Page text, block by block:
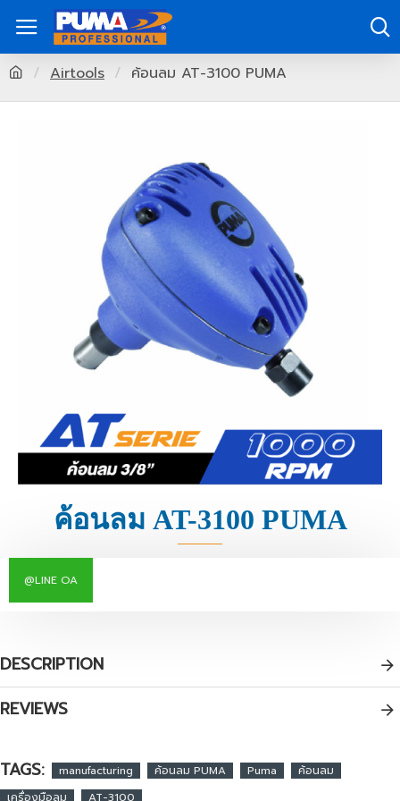
Airtools ค้อนลม AT-3100 PUMA
ค้อนลม AT-3100 PUMA
DESCRIPTION
REVIEWS
@LINE OA
TAGS: manufacturing ค้อนลม PUMA Puma
ค้อนลม
เครื่องมือลม
AT-3100